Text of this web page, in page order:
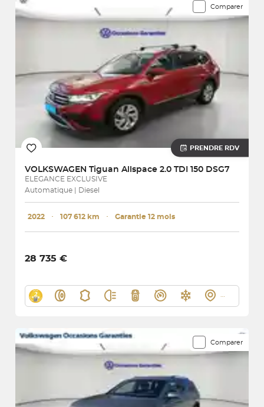
Comparer
PRENDRE RDV
VOLKSWAGEN Tiguan Allspace 2.0 TDI 150 DSG7
ELEGANCE EXCLUSIVE
Automatique | Diesel
2022 ･ 107 612 km ･ Garantie 12 mois
28 735 €
Comparer